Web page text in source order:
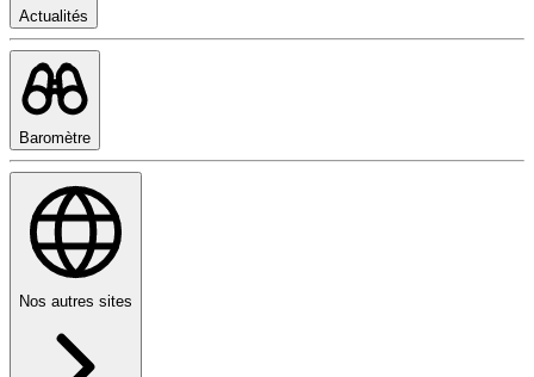
Actualités
Baromètre
Nos autres sites